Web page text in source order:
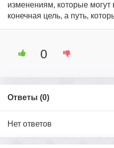
изменениям, которые могут
конечная цель, а путь,
0
Ответы (0)
Нет ответов